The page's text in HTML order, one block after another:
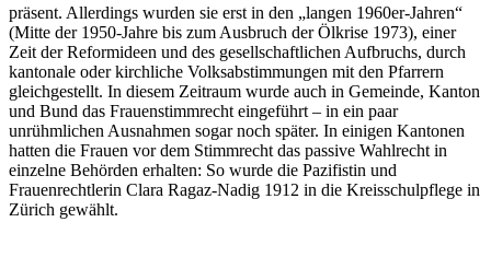
präsent. Allerdings wurden sie erst in den „langen 1960er-Jahren“
(Mitte der 1950-Jahre bis zum Ausbruch der Ölkrise 1973), einer
Zeit der Reformideen und des gesellschaftlichen Aufbruchs, durch
kantonale oder kirchliche Volksabstimmungen mit den Pfarrern
gleichgestellt. In diesem Zeitraum wurde auch in Gemeinde, Kanton
und Bund das Frauenstimmrecht eingeführt – in ein paar
unrühmlichen Ausnahmen sogar noch später. In einigen Kantonen
hatten die Frauen vor dem Stimmrecht das passive Wahlrecht in
einzelne Behörden erhalten: So wurde die Pazifistin und
Frauenrechtlerin Clara Ragaz-Nadig 1912 in die Kreisschulpflege in
Zürich gewählt.